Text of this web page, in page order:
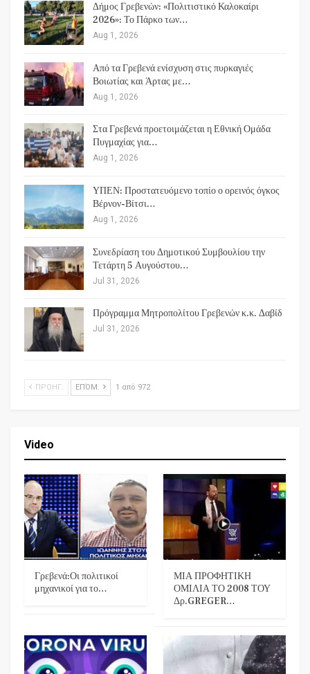
Δήμος Γρεβενών: «Πολιτιστικό Καλοκαίρι
2026»: Το Πάρκο των…
Aug 1, 2026
Από τα Γρεβενά ενίσχυση στις πυρκαγιές
Βοιωτίας και Άρτας με…
Aug 1, 2026
Στα Γρεβενά προετοιμάζεται η Εθνική Ομάδα
Πυγμαχίας για…
Aug 1, 2026
ΥΠΕΝ: Προστατευόμενο τοπίο ο ορεινός όγκος
Βέρνον-Βίτσι…
Aug 1, 2026
Συνεδρίαση του Δημοτικού Συμβουλίου την
Τετάρτη 5 Αυγούστου…
Jul 31, 2026
Πρόγραμμα Μητροπολίτου Γρεβενών κ.κ. Δαβίδ
Jul 31, 2026
ΠΡΟΗΓ. ΕΠΌΜ. 1 από 972
Video
Γρεβενά:Οι πολιτικοί
μηχανικοί για το…
ΜΙΑ ΠΡΟΦΗΤΙΚΗ
ΟΜΙΛΙΑ ΤΟ 2008 ΤΟΥ
Δρ.GREGER…